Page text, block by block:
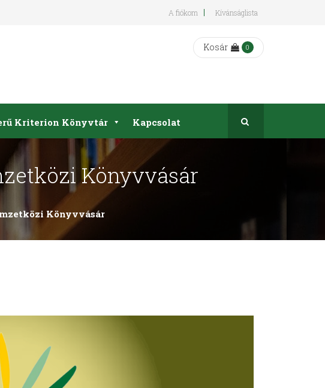
A fiókom Kívánságlista
Kosár 0
Kriterion Könyvtár Kapcsolat
Könyvvásár
Könyvvásár